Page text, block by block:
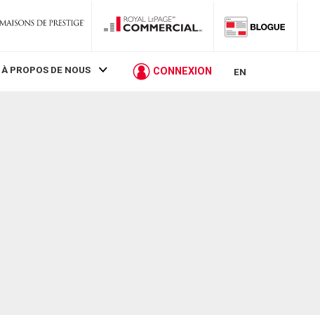
À PROPOS DE NOUS CONNEXION EN